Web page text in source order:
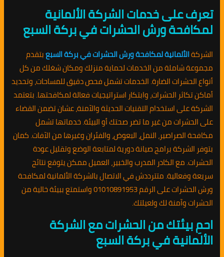
تعرف على خدمات الشركة الألمانية
لمكافحة ورش الحشرات في بركة السبع
الشركةالألمانية لمكافحة ورش الحشرات في بركة السبعبتقدم
مجموعة شاملة من الخدمات لحماية منزلك ومكان شغلك من كل
أنواع الحشرات الضارة. الخدمات تشمل فحص دقيق للمساحات، وتحديد
أماكن تكاثر الحشرات، وابتكار استراتيجيات فعالة لمكافحتها. بتعتمد
الشركة على استخدام التقنيات الحديثة والآمنة، عشان تضمن القضاء
على الحشرات من غير ما تضر صحتك أو البيئة. خدماتها تشمل
مكافحة الصراصير، النمل، البعوض، والفئران وغيرها من الآفات. كمان
بتوفر الشركة برامج صيانة دورية لمتابعة الوضع وتقليل عودة
الحشرات. مع الكادر المدرب والخبير، العميل ممكن يتوقع نتائج
سريعة وفعالية. متترددش في الاتصال بالشركة الألمانية لمكافحة
ورش الحشرات على الرقم 01010891953 واستمتع ببيئة خالية من
الحشرات وآمنة لك ولعيلتك.
احمِ بيئتك من الحشرات مع الشركة
الألمانية في بركة السبع